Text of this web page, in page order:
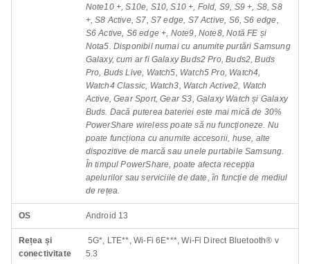
Note10 +, S10e, S10, S10 +, Fold, S9, S9 +, S8, S8
+, S8 Active, S7, S7 edge, S7 Active, S6, S6 edge,
S6 Active, S6 edge +, Note9, Note8, Notă FE și
Nota5. Disponibil numai cu anumite purtări Samsung
Galaxy, cum ar fi Galaxy Buds2 Pro, Buds2, Buds
Pro, Buds Live, Watch5, Watch5 Pro, Watch4,
Watch4 Classic, Watch3, Watch Active2, Watch
Active, Gear Sport, Gear S3, Galaxy Watch și Galaxy
Buds. Dacă puterea bateriei este mai mică de 30%
PowerShare wireless poate să nu funcționeze. Nu
poate funcționa cu anumite accesorii, huse, alte
dispozitive de marcă sau unele purtabile Samsung.
În timpul PowerShare, poate afecta recepția
apelurilor sau serviciile de date, în funcție de mediul
de rețea.
OS Android 13
Rețea și
conectivitate
5G*, LTE**, Wi-Fi 6E***, Wi-Fi Direct Bluetooth® v
5.3